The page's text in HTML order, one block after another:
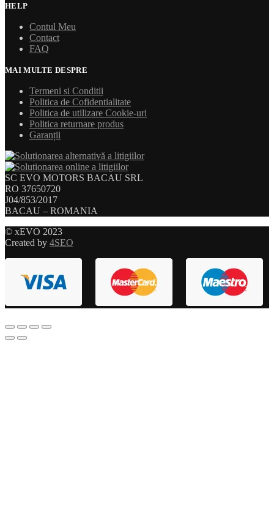
HELP
Contul Meu
Contact
FAQ
MAI MULTE DESPRE
Termeni si Conditii
Politica de Cofidentialitate
Politica de utilizare Cookie-uri
Politica returnare produs
Garanții
SC EVO MOTORS BACAU SRL
RO 37650720
J04/853/2017
BACAU – ROMANIA
© xEVO 2023
Created by 4SEO